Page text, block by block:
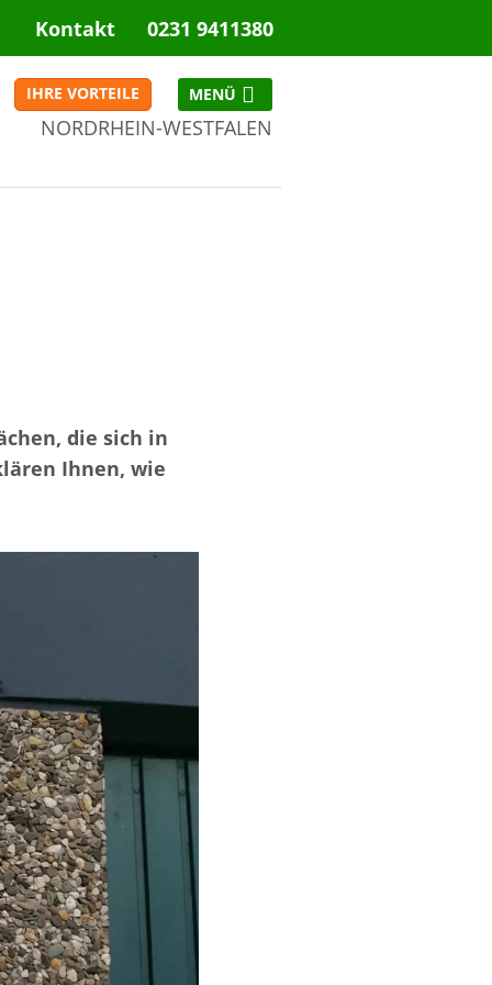
Kontakt 0231 9411380
IHRE VORTEILE
NORDRHEIN-WESTFALEN
die sich in
Ihnen, wie